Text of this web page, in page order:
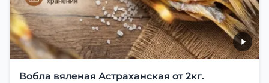
Вобла вяленая Астраханская от 2кг.